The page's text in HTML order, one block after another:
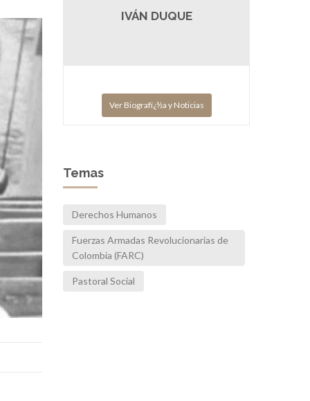
IVÁN DUQUE
Ver Biografï¿½a y Noticias
Temas
Derechos Humanos
Fuerzas Armadas Revolucionarias de
Colombia (FARC)
Pastoral Social